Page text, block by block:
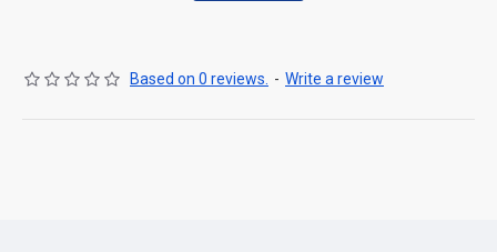
Based on 0 reviews. - Write a review